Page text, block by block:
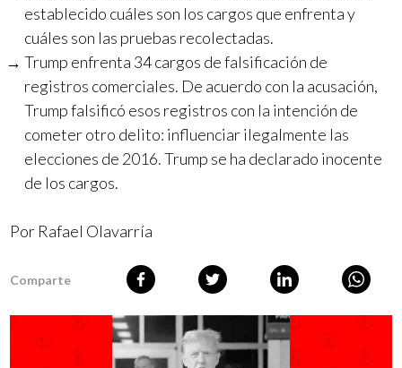
establecido cuáles son los cargos que enfrenta y
cuáles son las pruebas recolectadas.
Trump enfrenta 34 cargos de falsificación de
registros comerciales. De acuerdo con la acusación,
Trump falsificó esos registros con la intención de
cometer otro delito: influenciar ilegalmente las
elecciones de 2016. Trump se ha declarado inocente
de los cargos.
Por Rafael Olavarría
Comparte